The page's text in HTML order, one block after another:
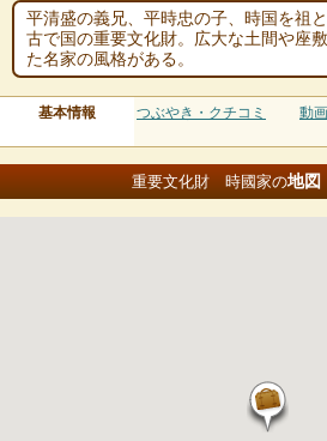
平清盛の義兄、平時忠の子、時国を祖
古で国の重要文化財。広大な土間や座
た名家の風格がある。
基本情報 つぶやき・クチコミ 動
重要文化財 時國家の地図